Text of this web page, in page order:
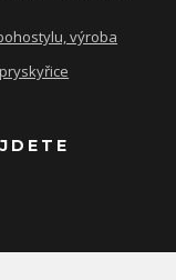
výroba